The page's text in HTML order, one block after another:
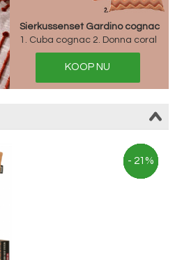
Sierkussenset Gardino cognac
1. Cuba cognac 2. Donna coral
KOOP NU
- 21%
- 21%
- 21%
- 21%
- 21%
- 21%
- 21%